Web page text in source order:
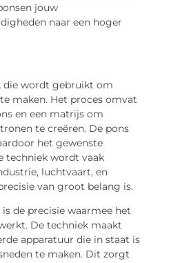
jouw
naar een hoger
die wordt gebruikt om
maken. Het proces omvat
en een matrijs om
te creëren. De pons
het gewenste
techniek wordt vaak
luchtvaart, en
van groot belang is.
de precisie waarmee het
De techniek maakt
apparatuur die in staat is
te maken. Dit zorgt